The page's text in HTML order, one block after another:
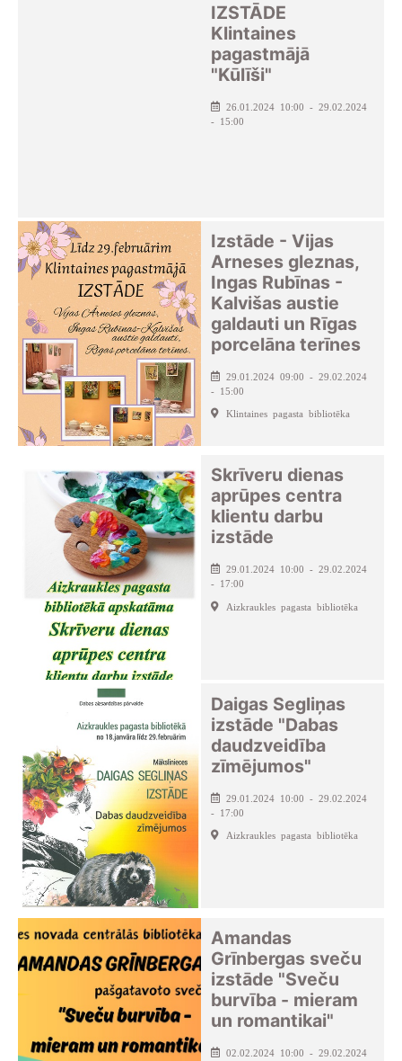
IZSTĀDE
Klintaines
pagastmājā
"Kūlīši"
26.01.2024 10:00 - 29.02.2024
- 15:00
Izstāde - Vijas
Arneses gleznas,
Ingas Rubīnas -
Kalvišas austie
galdauti un Rīgas
porcelāna terīnes
29.01.2024 09:00 - 29.02.2024
- 15:00
Klintaines pagasta bibliotēka
Skrīveru dienas
aprūpes centra
klientu darbu
izstāde
29.01.2024 10:00 - 29.02.2024
- 17:00
Aizkraukles pagasta bibliotēka
Daigas Segliņas
izstāde "Dabas
daudzveidība
zīmējumos"
29.01.2024 10:00 - 29.02.2024
- 17:00
Aizkraukles pagasta bibliotēka
Amandas
Grīnbergas sveču
izstāde "Sveču
burvība - mieram
un romantikai"
02.02.2024 10:00 - 29.02.2024